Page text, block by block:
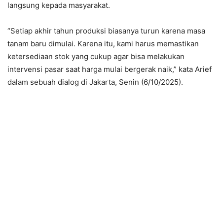
langsung kepada masyarakat.
“Setiap akhir tahun produksi biasanya turun karena masa
tanam baru dimulai. Karena itu, kami harus memastikan
ketersediaan stok yang cukup agar bisa melakukan
intervensi pasar saat harga mulai bergerak naik,” kata Arief
dalam sebuah dialog di Jakarta, Senin (6/10/2025).